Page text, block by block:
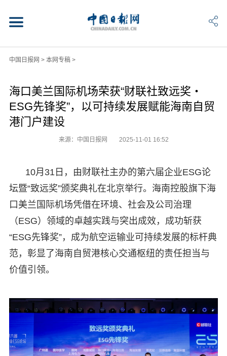
中国日报网 > 本网专稿>
海口美兰国际机场荣获“财联社致远奖・
ESG先锋奖”，以可持续发展赋能海南自贸
港门户建设
来源：中国日报网 2025-11-01 16:52
10月31日，由财联社主办的第六届企业ESG论
坛暨“致远奖”颁奖典礼在北京举行。海南控股旗下海
口美兰国际机场凭借在环境、社会及公司治理
（ESG）领域的卓越实践与突出成效，成功斩获
“ESG先锋奖”，成为航空运输业可持续发展的标杆典
范，彰显了海南自贸港核心交通枢纽的责任担当与
价值引领。